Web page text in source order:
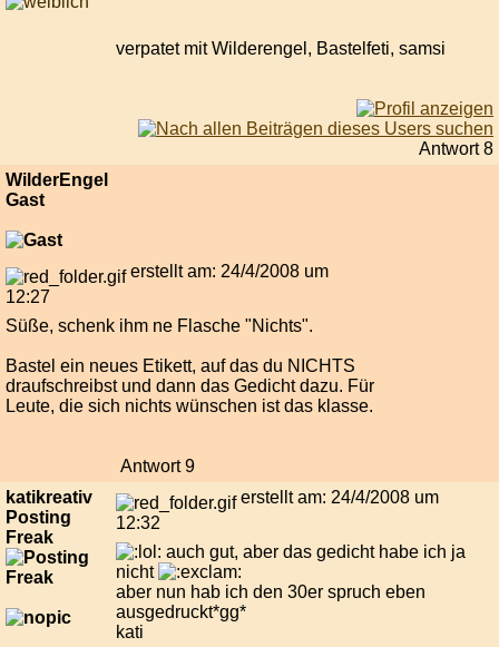
verpatet mit Wilderengel, Bastelfeti, samsi
Antwort 8
WilderEngel
Gast
erstellt am: 24/4/2008 um
12:27
Süße, schenk ihm ne Flasche "Nichts".
Bastel ein neues Etikett, auf das du NICHTS
draufschreibst und dann das Gedicht dazu. Für
Leute, die sich nichts wünschen ist das klasse.
Antwort 9
katikreativ
Posting
Freak
erstellt am: 24/4/2008 um
12:32
auch gut, aber das gedicht habe ich ja
nicht
aber nun hab ich den 30er spruch eben
ausgedruckt*gg*
kati